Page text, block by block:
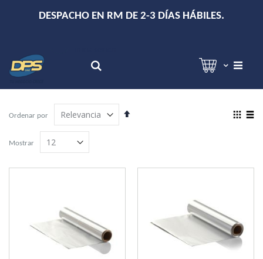
DESPACHO EN RM DE 2-3 DÍAS HÁBILES.
Ordenar por
Establecer
View
Mostrar